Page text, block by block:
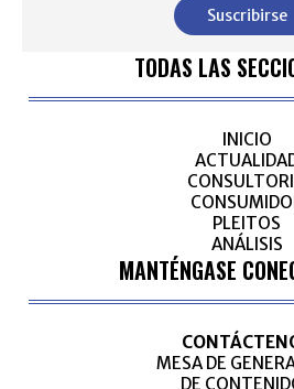
Suscribirse
TODAS LAS
INICIO
PLEITOS
ANÁLISIS
MANTÉNGASE
MESA DE
DE